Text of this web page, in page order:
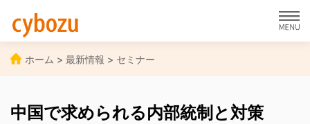
ホーム > 最新情報 > セミナー
中国で求められる内部統制と対策